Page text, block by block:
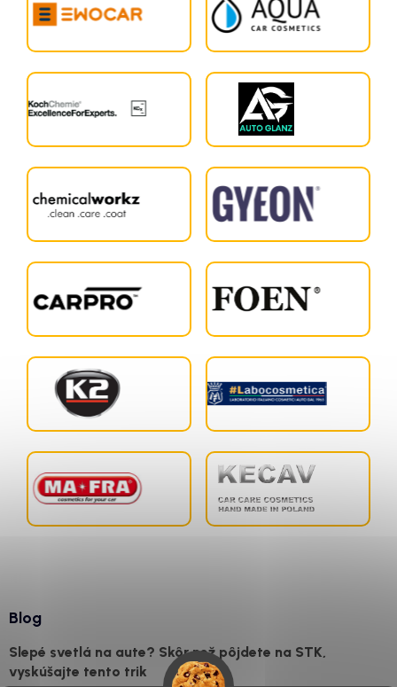
Blog
Slepé svetlá na aute? Skôr než pôjdete na STK,
vyskúšajte tento trik